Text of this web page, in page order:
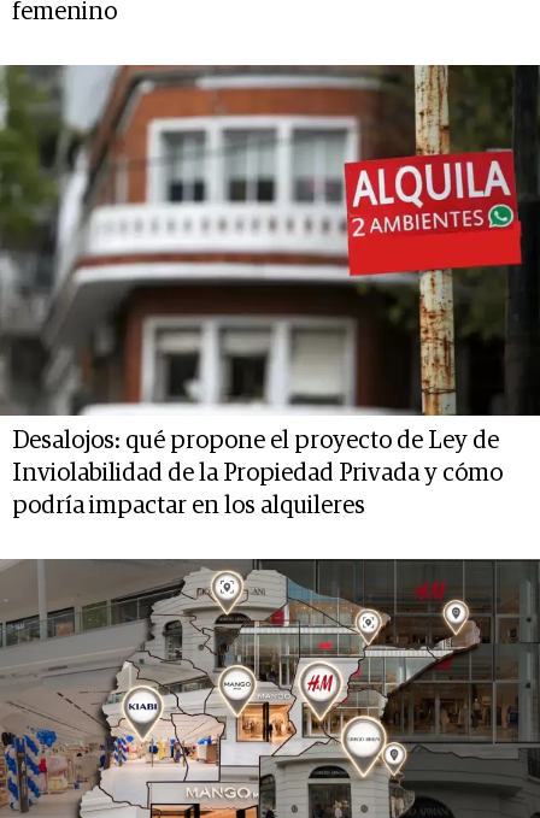
femenino
Desalojos: qué propone el proyecto de Ley de
Inviolabilidad de la Propiedad Privada y cómo
podría impactar en los alquileres